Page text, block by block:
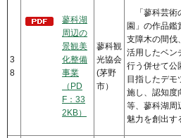
3
8
蓼科湖
周辺の
景観美
化整備
事業
（PD
F：33
2KB）
蓼科観
光協会
(茅野
市）
「蓼科芸術
園」の作品鑑
支障木の間伐
活用したベン
行う併せて公
目指したデモ
施し、認知度
等、蓼科湖周
魅力を創出す